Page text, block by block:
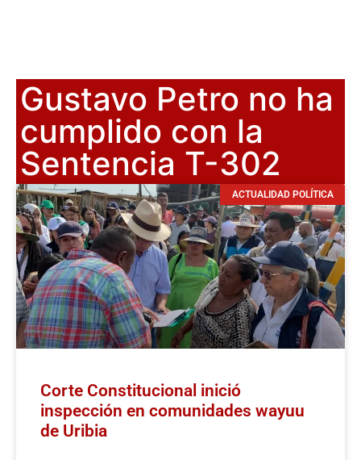
Gustavo Petro no ha
cumplido con la
Sentencia T-302
ACTUALIDAD POLÍTICA
Corte Constitucional inició
inspección en comunidades wayuu
de Uribia